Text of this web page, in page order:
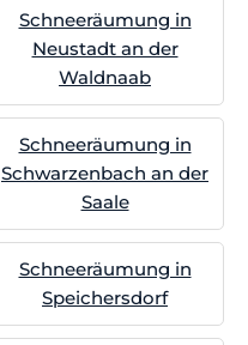
Schneeräumung in
Neustadt an der
Waldnaab
Schneeräumung in
Schwarzenbach an der
Saale
Schneeräumung in
Speichersdorf